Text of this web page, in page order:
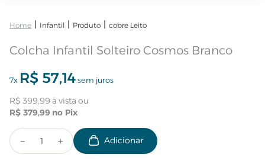
Infantil Produto cobre Leito
Colcha Infantil Solteiro Cosmos Branco
7x R$ 57,14sem juros
R$ 399,99
R$ 379,99
＋
－